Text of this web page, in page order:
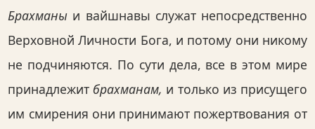
Брахманы и вайшнавы служат непосредственно
Верховной Личности Бога, и потому они никому
не подчиняются. По сути дела, все в этом мире
принадлежит брахманам, и только из присущего
им смирения они принимают пожертвования от